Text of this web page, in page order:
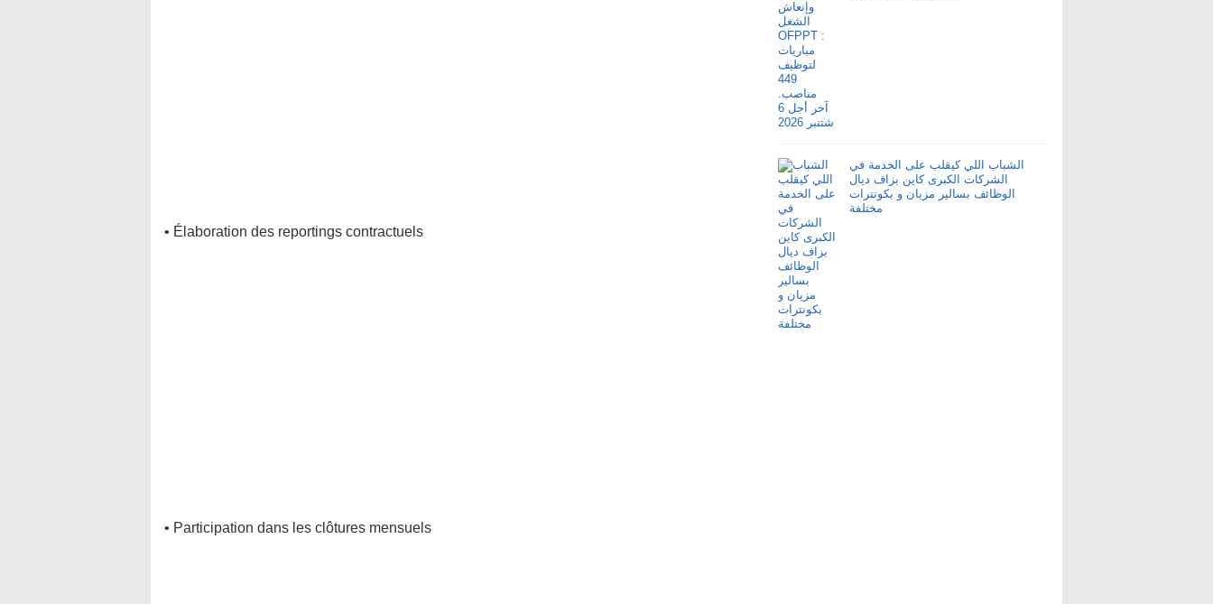
• Élaboration des reportings contractuels
• Participation dans les clôtures mensuels
الشباب اللي كيقلب على الخدمة في
الشركات الكبرى كاين بزاف ديال
الوظائف بسالير مزيان و بكونترات
مختلفة